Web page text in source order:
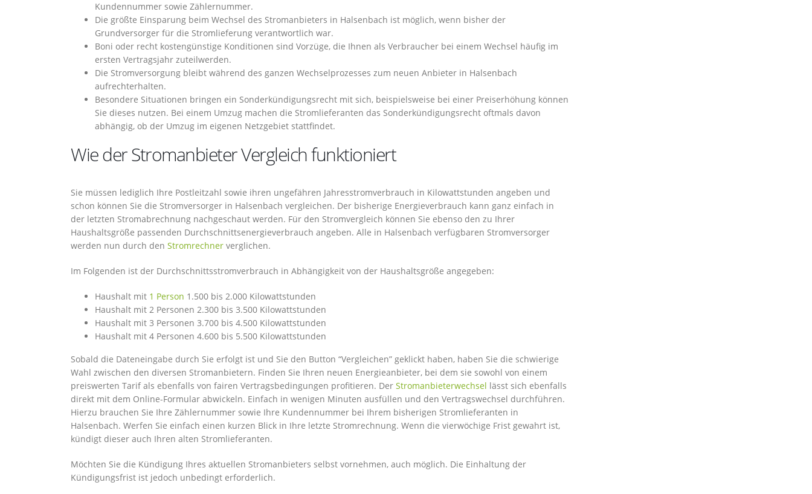
Kundennummer sowie Zählernummer.
Die größte Einsparung beim Wechsel des Stromanbieters in Halsenbach ist möglich, wenn bisher der
Grundversorger für die Stromlieferung verantwortlich war.
Boni oder recht kostengünstige Konditionen sind Vorzüge, die Ihnen als Verbraucher bei einem Wechsel häufig im
ersten Vertragsjahr zuteilwerden.
Die Stromversorgung bleibt während des ganzen Wechselprozesses zum neuen Anbieter in Halsenbach
aufrechterhalten.
Besondere Situationen bringen ein Sonderkündigungsrecht mit sich, beispielsweise bei einer Preiserhöhung können
Sie dieses nutzen. Bei einem Umzug machen die Stromlieferanten das Sonderkündigungsrecht oftmals davon
abhängig, ob der Umzug im eigenen Netzgebiet stattfindet.
Wie der Stromanbieter Vergleich funktioniert
Sie müssen lediglich Ihre Postleitzahl sowie ihren ungefähren Jahresstromverbrauch in Kilowattstunden angeben und
schon können Sie die Stromversorger in Halsenbach vergleichen. Der bisherige Energieverbrauch kann ganz einfach in
der letzten Stromabrechnung nachgeschaut werden. Für den Stromvergleich können Sie ebenso den zu Ihrer
Haushaltsgröße passenden Durchschnittsenergieverbrauch angeben. Alle in Halsenbach verfügbaren Stromversorger
werden nun durch den Stromrechner verglichen.
Im Folgenden ist der Durchschnittsstromverbrauch in Abhängigkeit von der Haushaltsgröße angegeben:
Haushalt mit 1 Person 1.500 bis 2.000 Kilowattstunden
Haushalt mit 2 Personen 2.300 bis 3.500 Kilowattstunden
Haushalt mit 3 Personen 3.700 bis 4.500 Kilowattstunden
Haushalt mit 4 Personen 4.600 bis 5.500 Kilowattstunden
Sobald die Dateneingabe durch Sie erfolgt ist und Sie den Button “Vergleichen” geklickt haben, haben Sie die schwierige
Wahl zwischen den diversen Stromanbietern. Finden Sie Ihren neuen Energieanbieter, bei dem sie sowohl von einem
preiswerten Tarif als ebenfalls von fairen Vertragsbedingungen profitieren. Der Stromanbieterwechsel lässt sich ebenfalls
direkt mit dem Online-Formular abwickeln. Einfach in wenigen Minuten ausfüllen und den Vertragswechsel durchführen.
Hierzu brauchen Sie Ihre Zählernummer sowie Ihre Kundennummer bei Ihrem bisherigen Stromlieferanten in
Halsenbach. Werfen Sie einfach einen kurzen Blick in Ihre letzte Stromrechnung. Wenn die vierwöchige Frist gewahrt ist,
kündigt dieser auch Ihren alten Stromlieferanten.
Möchten Sie die Kündigung Ihres aktuellen Stromanbieters selbst vornehmen, auch möglich. Die Einhaltung der
Kündigungsfrist ist jedoch unbedingt erforderlich.